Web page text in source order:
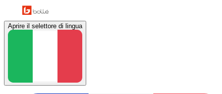
Aprire il selettore di lingua